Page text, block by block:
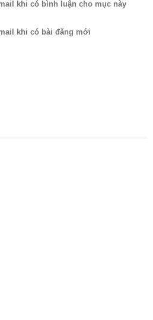
khi có bình luận cho mục này
khi có bài đăng mới